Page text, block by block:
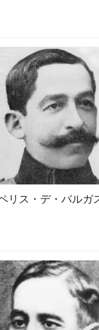
FCB
リス・デ・バルガ
FCB